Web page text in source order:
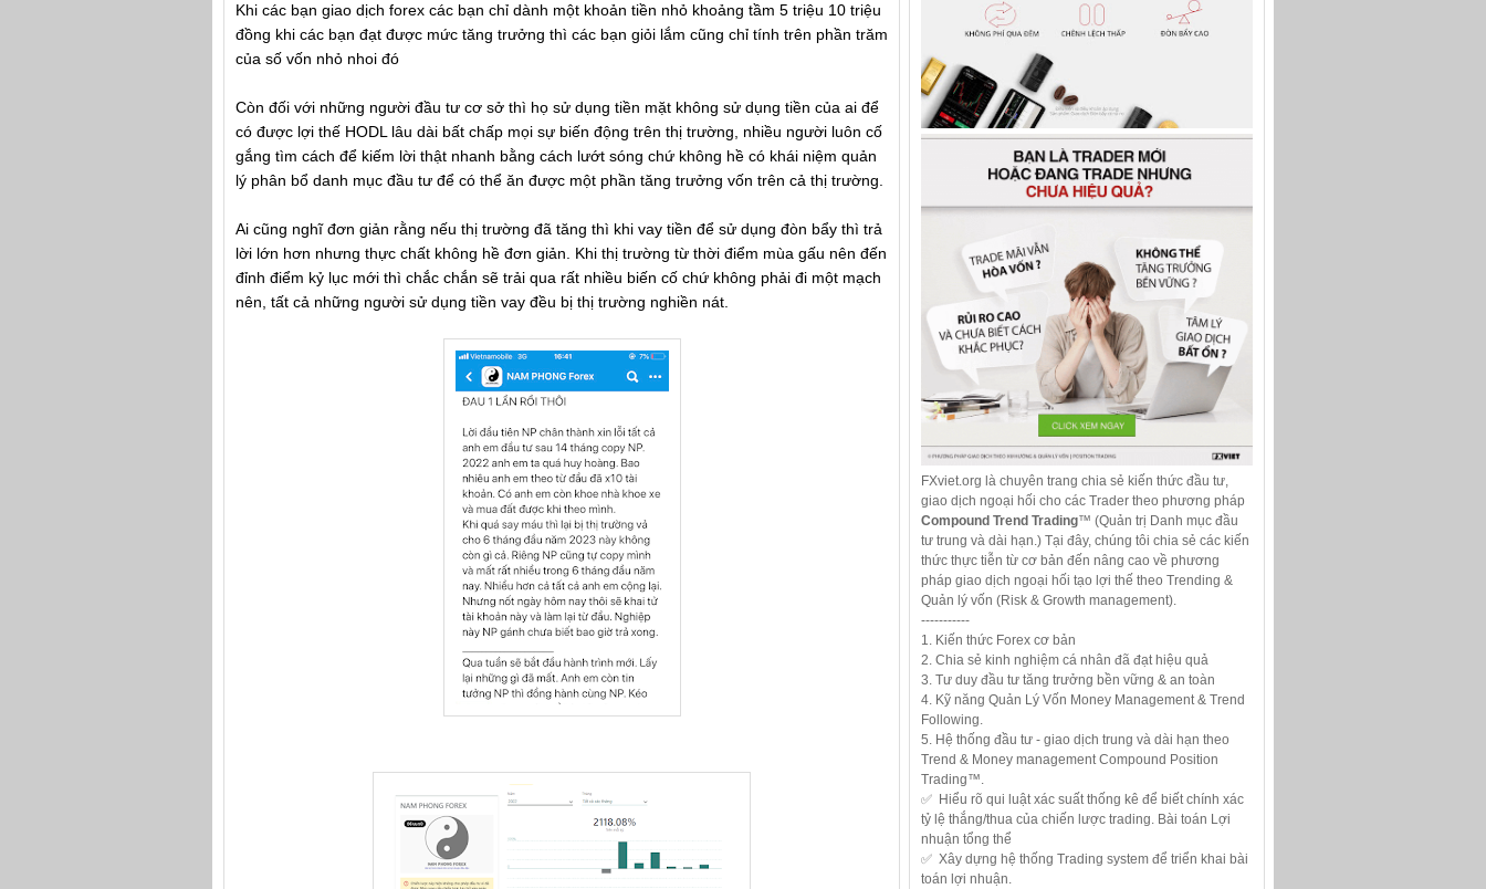
Khi các bạn giao dịch forex các bạn chỉ dành một khoản tiền nhỏ khoảng tầm 5 triệu 10 triệu
đồng khi các bạn đạt được mức tăng trưởng thì các bạn giỏi lắm cũng chỉ tính trên phần trăm
của số vốn nhỏ nhoi đó
Còn đối với những người đầu tư cơ sở thì họ sử dụng tiền mặt không sử dụng tiền của ai để
có được lợi thế HODL lâu dài bất chấp mọi sự biến động trên thị trường, nhiều người luôn cố
gắng tìm cách để kiếm lời thật nhanh bằng cách lướt sóng chứ không hề có khái niệm quản
lý phân bổ danh mục đầu tư để có thể ăn được một phần tăng trưởng vốn trên cả thị trường.
Ai cũng nghĩ đơn giản rằng nếu thị trường đã tăng thì khi vay tiền để sử dụng đòn bẩy thì trả
lời lớn hơn nhưng thực chất không hề đơn giản. Khi thị trường từ thời điểm mùa gấu nên đến
đỉnh điểm kỷ lục mới thì chắc chắn sẽ trải qua rất nhiều biến cố chứ không phải đi một mạch
nên, tất cả những người sử dụng tiền vay đều bị thị trường nghiền nát.
FXviet.org là chuyên trang chia sẻ kiến thức đầu tư,
giao dịch ngoại hối cho các Trader theo phương pháp
Compound Trend Trading™ (Quản trị Danh mục đầu
tư trung và dài hạn.) Tại đây, chúng tôi chia sẻ các kiến
thức thực tiễn từ cơ bản đến nâng cao về phương
pháp giao dịch ngoại hối tạo lợi thế theo Trending &
Quản lý vốn (Risk & Growth management).
-----------
1. Kiến thức Forex cơ bản
2. Chia sẻ kinh nghiệm cá nhân đã đạt hiệu quả
3. Tư duy đầu tư tăng trưởng bền vững & an toàn
4. Kỹ năng Quản Lý Vốn Money Management & Trend
Following.
5. Hệ thống đầu tư - giao dịch trung và dài hạn theo
Trend & Money management Compound Position
Trading™.
✅ Hiểu rõ qui luật xác suất thống kê để biết chính xác
tỷ lệ thắng/thua của chiến lược trading. Bài toán Lợi
nhuận tổng thể
✅ Xây dựng hệ thống Trading system để triển khai bài
toán lợi nhuận.